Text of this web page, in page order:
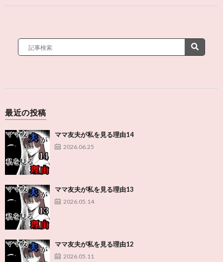
最近の投稿
ママ友夫が私を見る理由14
2026.06.25
ママ友夫が私を見る理由13
2026.05.14
ママ友夫が私を見る理由12
2026.05.11